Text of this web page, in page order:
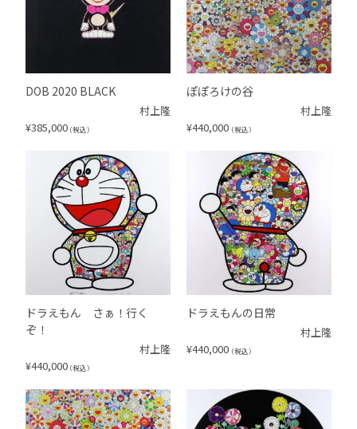
DOB 2020 BLACK
村上隆
¥385,000 （税込）
ぽぽろけの谷
村上隆
¥440,000 （税込）
ドラえもん さぁ！行く
ぞ！
村上隆
¥440,000 （税込）
ドラえもんの日常
村上隆
¥440,000 （税込）